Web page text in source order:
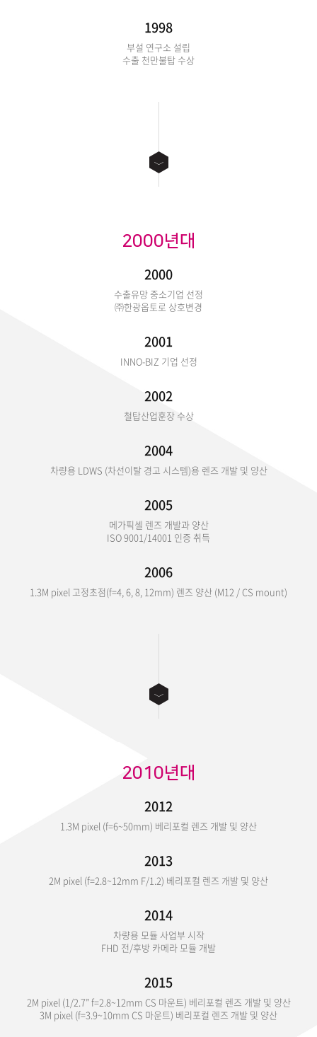
1998
부설 연구소 설립
수출 천만불탑 수상
2000년대
2000
수출유망 중소기업 선정
㈜한광옵토로 상호변경
2001
INNO-BIZ 기업 선정
2002
철탑산업훈장 수상
2004
차량용 LDWS (차선이탈 경고 시스템)용 렌즈 개발 및 양산
2005
메가픽셀 렌즈 개발과 양산
ISO 9001/14001 인증 취득
2006
1.3M pixel 고정초점(f=4, 6, 8, 12mm) 렌즈 양산 (M12 / CS mount)
2010년대
2012
1.3M pixel (f=6~50mm) 베리포컬 렌즈 개발 및 양산
2013
2M pixel (f=2.8~12mm F/1.2) 베리포컬 렌즈 개발 및 양산
2014
차량용 모듈 사업부 시작
FHD 전/후방 카메라 모듈 개발
2015
2M pixel (1/2.7” f=2.8~12mm CS 마운트) 베리포컬 렌즈 개발 및 양산
3M pixel (f=3.9~10mm CS 마운트) 베리포컬 렌즈 개발 및 양산